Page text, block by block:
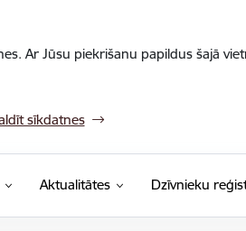
Ar Jūsu piekrišanu papildus šajā
sīkdatnes
Aktualitātes Dzīvnieku